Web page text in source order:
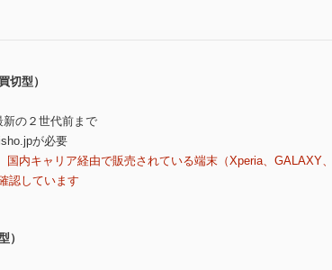
切型）
の２世代前まで
が必要
内キャリア経由で販売されている端末（Xperia、GALAXY、
認しています
）